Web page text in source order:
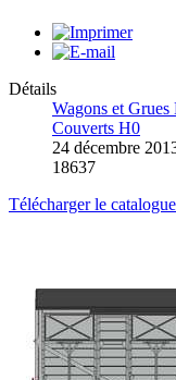
Détails
Wagons et Grues
Couverts H0
24 décembre
18637
Télécharger le